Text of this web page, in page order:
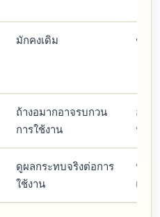
มักคงเดิม ช่วง
ถ้างอมากอาจรบกวน
การใช้งาน
อาจ
หรือ
ดูผลกระทบจริงต่อการ
ใช้งาน
ประ
และ